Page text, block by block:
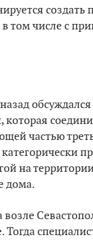
создать
том числе с
которая
частью
на
дома.